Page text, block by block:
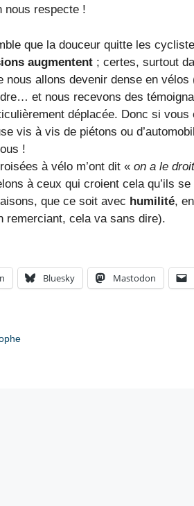
nous respecte !
que la douceur quitte les
augmentent ; certes, surtout
nous allons devenir dense en
et nous recevons des
déplacée. Donc si
vis à vis de piétons ou
!
à vélo m’ont dit « on a le
à ceux qui croient cela qu’ils
que ce soit avec humilité,
remerciant, cela va sans dire).
Bluesky Mastodon